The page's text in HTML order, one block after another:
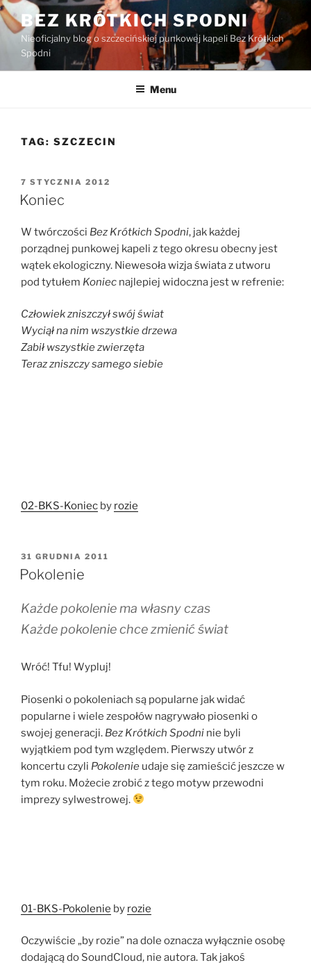
Przejdź
do
treści
BEZ KRÓTKICH SPODNI
Nieoficjalny blog o szczecińskiej punkowej kapeli Bez Krótkich
Spodni
Menu
TAG: SZCZECIN
OPUBLIKOWANE
W
7 STYCZNIA 2012
Koniec
W twórczości Bez Krótkich Spodni, jak każdej
porządnej punkowej kapeli z tego okresu obecny jest
wątek ekologiczny. Niewesoła wizja świata z utworu
pod tytułem Koniec najlepiej widoczna jest w refrenie:
Człowiek zniszczył swój świat
Wyciął na nim wszystkie drzewa
Zabił wszystkie zwierzęta
Teraz zniszczy samego siebie
02-BKS-Koniec by rozie
OPUBLIKOWANE
W
31 GRUDNIA 2011
Pokolenie
Każde pokolenie ma własny czas
Każde pokolenie chce zmienić świat
Wróć! Tfu! Wypluj!
Piosenki o pokoleniach są popularne jak widać
popularne i wiele zespołów nagrywało piosenki o
swojej generacji. Bez Krótkich Spodni nie byli
wyjątkiem pod tym względem. Pierwszy utwór z
koncertu czyli Pokolenie udaje się zamieścić jeszcze w
tym roku. Możecie zrobić z tego motyw przewodni
imprezy sylwestrowej.
01-BKS-Pokolenie by rozie
Oczywiście „by rozie” na dole oznacza wyłącznie osobę
dodającą do SoundCloud, nie autora. Tak jakoś